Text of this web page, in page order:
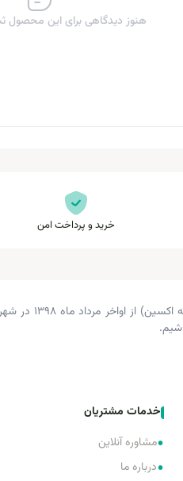
هنوز دیدگاهی برای این
خرید و پرداخت امن
داروخانه
خدمات مشتریان
•مشاوره آنلاین
•درباره ما